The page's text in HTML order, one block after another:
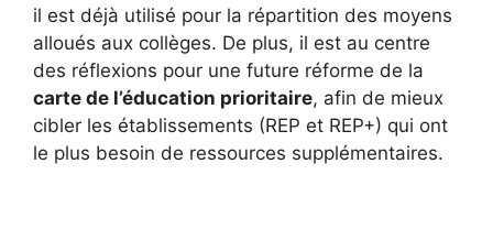
il est déjà utilisé pour la répartition des moyens
alloués aux collèges. De plus, il est au centre
des réflexions pour une future réforme de la
carte de l’éducation prioritaire, afin de mieux
cibler les établissements (REP et REP+) qui ont
le plus besoin de ressources supplémentaires.